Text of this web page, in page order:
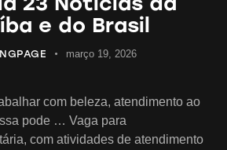
e do Brasil
março 19, 2026
com beleza, atendimento ao
pode … Vaga para
com atividades de atendimento